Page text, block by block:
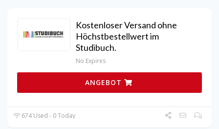
Kostenloser Versand ohne
Höchstbestellwert im
Studibuch.
No Expires
ANGEBOT
674 Used - 0 Today